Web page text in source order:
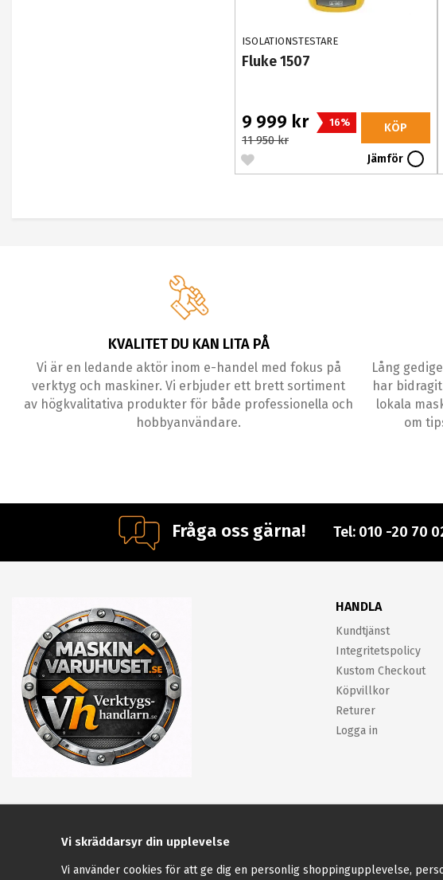
ISOLATIONSTESTARE
Fluke 1507
9 999 kr 16%
11 950 kr
KÖP
Jämför
KVALITET DU KAN LITA PÅ
Vi är en ledande aktör inom e-handel med fokus på
verktyg och maskiner. Vi erbjuder ett brett sortiment
av högkvalitativa produkter för både professionella och
hobbyanvändare.
Lång
har
lokala
om
Fråga oss gärna! Tel: 010 -20 70
HANDLA
Kundtjänst
Integritetspolicy
Kustom Checkout
Köpvillkor
Returer
Logga in
Vi skräddarsyr din upplevelse
Vi använder cookies för att ge dig en personlig shoppingupplevelse,